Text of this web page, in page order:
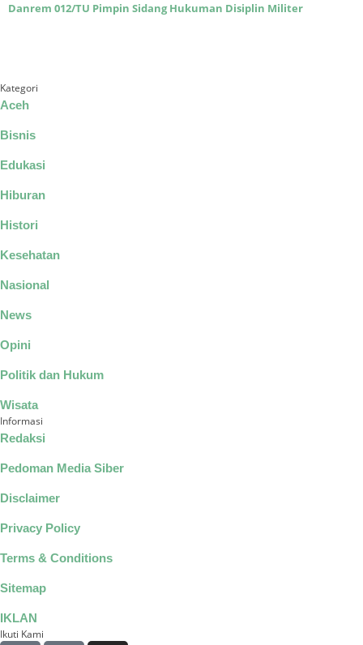
Danrem 012/TU Pimpin Sidang Hukuman Disiplin Militer
Kategori
Aceh
Bisnis
Edukasi
Hiburan
Histori
Kesehatan
Nasional
News
Opini
Politik dan Hukum
Wisata
Informasi
Redaksi
Pedoman Media Siber
Disclaimer
Privacy Policy
Terms & Conditions
Sitemap
IKLAN
Ikuti Kami